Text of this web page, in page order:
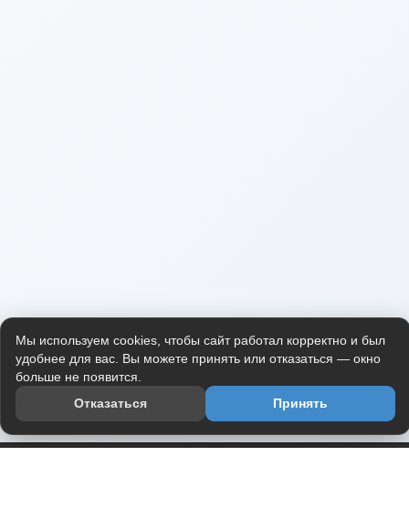
Мы используем cookies, чтобы сайт работал корректно и был
удобнее для вас. Вы можете принять или отказаться — окно
больше не появится.
Отказаться
Принять